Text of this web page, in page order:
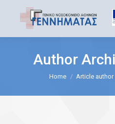
Author
You are here:Home Article author